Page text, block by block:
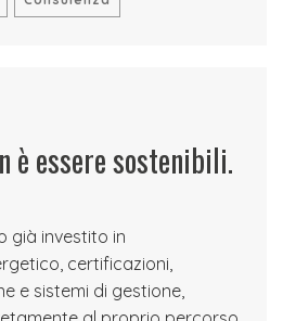
è essere sostenibili.
già investito in
certificazioni,
e sistemi di gestione,